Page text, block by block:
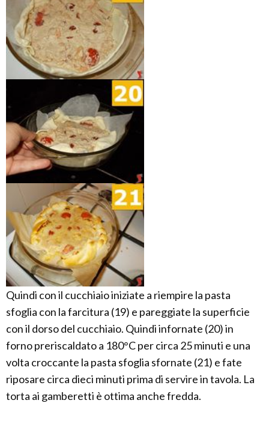
Quindi con il cucchiaio iniziate a riempire la pasta
sfoglia con la farcitura (19) e pareggiate la superficie
con il dorso del cucchiaio. Quindi infornate (20) in
forno preriscaldato a 180°C per circa 25 minuti e una
volta croccante la pasta sfoglia sfornate (21) e fate
riposare circa dieci minuti prima di servire in tavola. La
torta ai gamberetti è ottima anche fredda.